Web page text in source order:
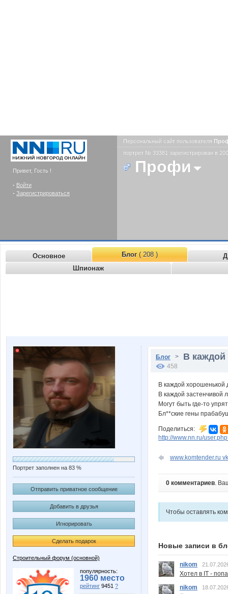
Привет, Гость !
- Войти
- Зарегистрироваться
Персональный сайт пользователя
портрет № 33381 зарегистрирован в
Профи
Основное Блог( 208 )
Шпионаж
Портрет заполнен на 83 %
Отправить приватное сообщение
Добавить в друзья
Игнорировать
Сделать подарок
Строительный форум (основной)
популярность:
1960 место
рейтинг 9451 ?
Блог > В каждой
458
В каждой хорошенькой
В каждой застенчивой
Могут быть где-то
Бл**ские гены
Поделиться:
http://www.nn.ru/
www.komtender.ru
0 комментариев.
Чтобы оставлять
Новые записи в
nikom
Хотел в IT -
nikom